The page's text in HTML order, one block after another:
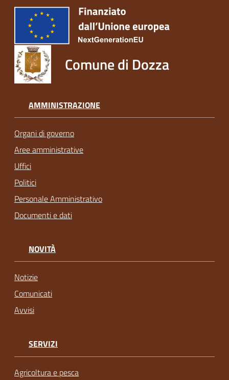
Comune di Dozza
AMMINISTRAZIONE
Organi di governo
Aree amministrative
Uffici
Politici
Personale Amministrativo
Documenti e dati
NOVITÀ
Notizie
Comunicati
Avvisi
SERVIZI
Agricoltura e pesca